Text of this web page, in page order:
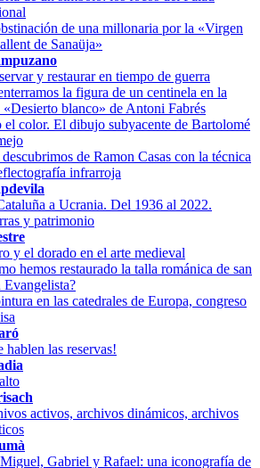
de una millonaria por la «Virgen
de Sanaüja»
y restaurar en tiempo de guerra
la figura de un centinela en la
«Desierto blanco» de Antoni Fabrés
el color. El dibujo subyacente de Bartolomé
de Ramon Casas con la técnica
infrarroja
a Ucrania. Del 1936 al 2022.
y patrimonio
y el dorado en el arte medieval
hemos restaurado la talla románica de san
Evangelista?
en las catedrales de Europa, congreso
hablen las reservas!
activos, archivos dinámicos, archivos
Gabriel y Rafael: una iconografía de